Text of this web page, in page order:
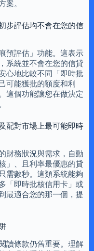
案。
步評估均不會在您的信
預評估」功能。這表示
系統並不會在您的信貸
心地比較不同「即時批
可能獲批的額度和利
這個功能讓您在做決定
配對市場上最可能即時
財務狀況與需求，自動
」、且利率最優惠的貸
需數秒。這類系統能夠
「即時批核信用卡」或
最適合您的那一個，提
讀條款仍舊重要。理解